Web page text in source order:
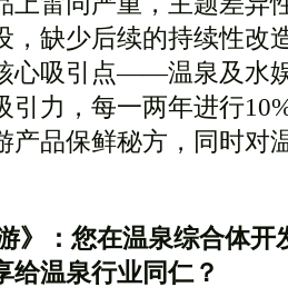
，缺少后续的持续性改
心吸引点――温泉及水
引力，每一两年进行
产品保鲜秘方，同时对
》：您在温泉综合体
给温泉行业同仁？